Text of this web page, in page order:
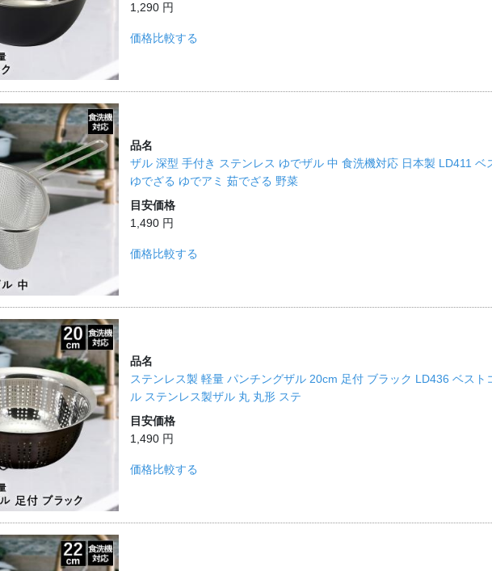
1,290 円
価格比較する
品名
ザル 深型 手付き ステンレス ゆでザル 中 食洗機対応 日本製 LD411
ゆでざる ゆでアミ 茹でざる 野菜
目安価格
1,490 円
価格比較する
品名
ステンレス製 軽量 パンチングザル 20cm 足付 ブラック LD436 ベス
ル ステンレス製ザル 丸 丸形 ステ
目安価格
1,490 円
価格比較する